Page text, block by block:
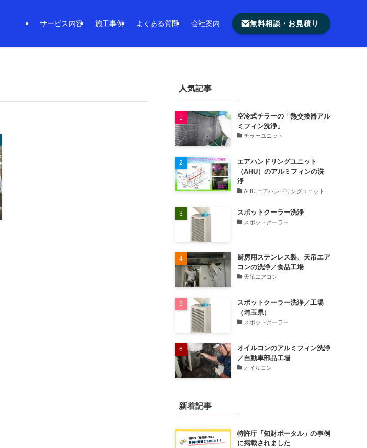
サービス内容 施工事例 よくある質問 会社案内 無料相談・お見積り
人気記事
空冷式チラーの「熱交換器アル
ミフィン洗浄」
チラーユニット
エアハンドリングユニット
（AHU）のアルミフィンの洗
浄
AHU エアハンドリングユニット
スポットクーラー洗浄
スポットクーラー
厨房用ステンレス製、天吊エア
コンの洗浄／食品工場
天吊エアコン
スポットクーラー洗浄／工場
（埼玉県）
スポットクーラー
オイルコンのアルミフィン洗浄
／自動車部品工場
オイルコン
新着記事
特許庁「知財ポータル」の事例
に掲載されました